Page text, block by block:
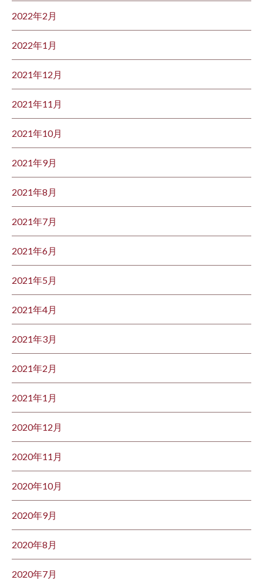
2022年2月
2022年1月
2021年12月
2021年11月
2021年10月
2021年9月
2021年8月
2021年7月
2021年6月
2021年5月
2021年4月
2021年3月
2021年2月
2021年1月
2020年12月
2020年11月
2020年10月
2020年9月
2020年8月
2020年7月